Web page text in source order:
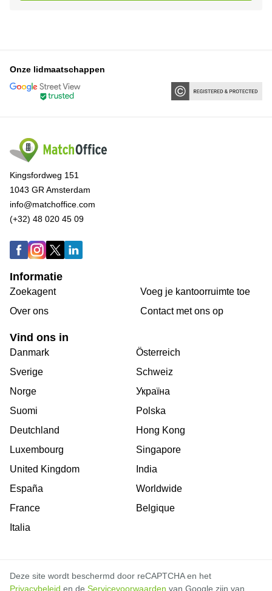
Onze lidmaatschappen
Kingsfordweg 151
1043 GR Amsterdam
info@matchoffice.com
(+32) 48 020 45 09
Informatie
Zoekagent
Over ons
Voeg je kantoorruimte toe
Сontact met ons op
Vind ons in
Danmark
Sverige
Norge
Suomi
Deutchland
Luxembourg
United Kingdom
España
France
Italia
Österreich
Schweiz
Україна
Polska
Hong Kong
Singapore
India
Worldwide
Belgique
Deze site wordt beschermd door reCAPTCHA en het
Privacybeleid en de Servicevoorwaarden van Google zijn van